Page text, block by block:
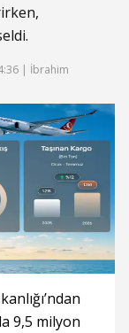
| İbrahim
9,5 milyon